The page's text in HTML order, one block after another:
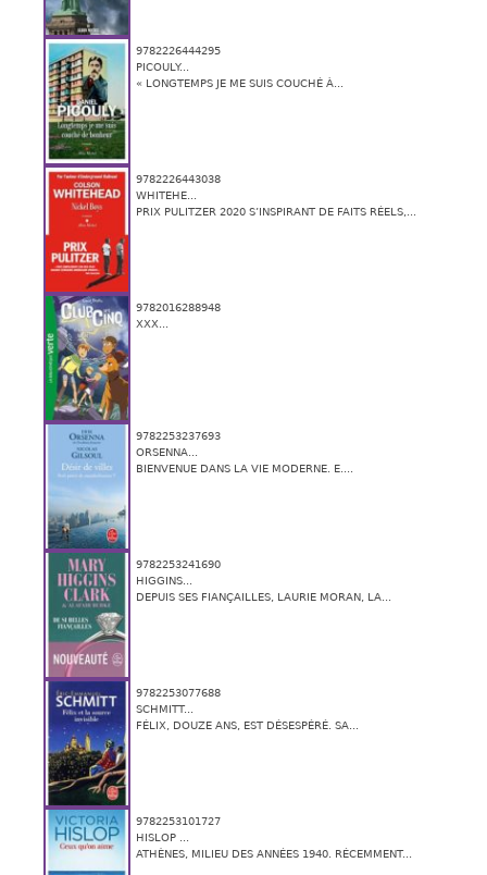
9782226444295
PICOULY...
« LONGTEMPS JE ME SUIS COUCHÉ À...
9782226443038
WHITEHE...
PRIX PULITZER 2020 S’INSPIRANT DE FAITS RÉELS,...
9782016288948
XXX...
9782253237693
ORSENNA...
BIENVENUE DANS LA VIE MODERNE. E....
9782253241690
HIGGINS...
DEPUIS SES FIANÇAILLES, LAURIE MORAN, LA...
9782253077688
SCHMITT...
FÉLIX, DOUZE ANS, EST DÉSESPÉRÉ. SA...
9782253101727
HISLOP ...
ATHÈNES, MILIEU DES ANNÉES 1940. RÉCEMMENT...